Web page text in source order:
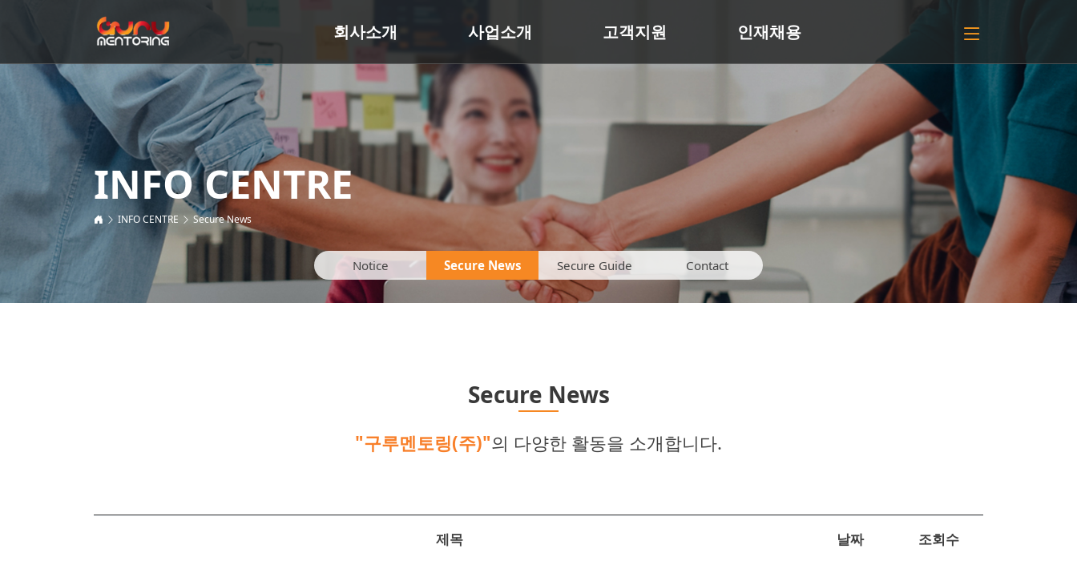
회사소개 사업소개 고객지원 인재채용
INFO CENTRE
INFO CENTRE Secure News
Notice Secure News Secure Guide Contact
Secure News
"구루멘토링(주)"의 다양한 활동을 소개합니다.
제목 날짜 조회수